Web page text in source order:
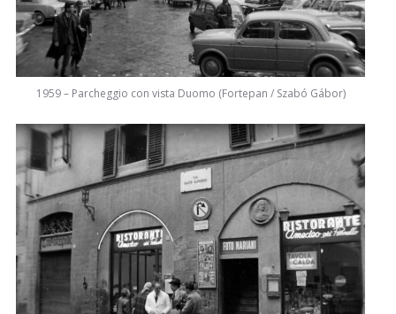
1959 – Parcheggio con vista Duomo (Fortepan / Szabó Gábor)